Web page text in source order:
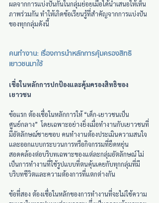
ผลจากการแบ่งปันกันในกลุ่มย่อยเมื่อได้นำเสนอให้เห็น
ภาพร่วมกัน ทำให้เกิดข้อเรียนรู้ที่สำคัญจากการแบ่งปัน
ของทุกกลุ่มดังนี้
คนทำงาน: เรื่องการนำหลักการคุ้มครองสิทธิ
เยาวชนมาใช้
เชื่อในหลักการปกป้องและคุ้มครองสิทธิของ
เยาวชน
ข้อแรก ต้องเชื่อในหลักการให้ “เด็ก-เยาวชนเป็น
ศูนย์กลาง”  โดยเฉพาะอย่างยิ่งเมื่อทำงานกับเยาวชนที่
มีอัตลักษณ์ชายขอบ คนทำงานต้องประเมินความสนใจ
และออกแบบกระบวนการหรือกิจกรรมที่ยืดหยุ่น
สอดคล้องต่อบริบทเฉพาะของแต่ละกลุ่มอัตลักษณ์ ไม่
เป็นการทำงานที่ใช้รูปแบบที่ตนคุ้นเคยกับทุกกลุ่มที่มี
บริบทชีวิตและความต้องการที่แตกต่างกัน
ข้อที่สอง ต้องเชื่อในหลักของการทำงานที่จะไม่ใช้ความ